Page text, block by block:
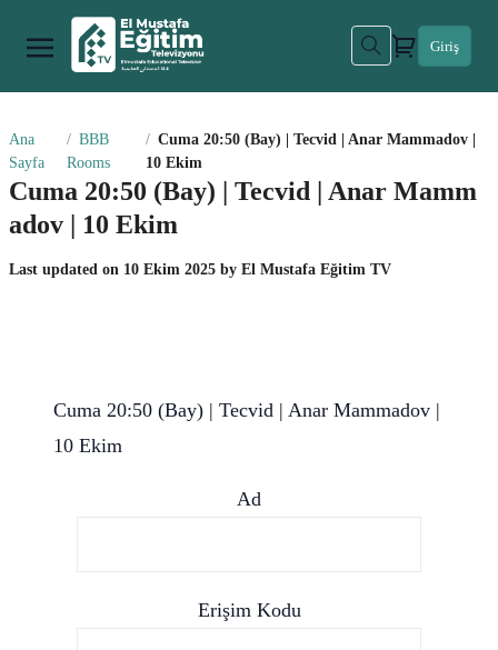
Giriş
Ana
Sayfa
BBB
Rooms
Cuma 20:50 (Bay) | Tecvid | Anar Mammadov |
10 Ekim
Cuma 20:50 (Bay) | Tecvid | Anar Mamm
adov | 10 Ekim
Last updated on 10 Ekim 2025 by El Mustafa Eğitim TV
Cuma 20:50 (Bay) | Tecvid | Anar Mammadov |
10 Ekim
Ad
Erişim Kodu